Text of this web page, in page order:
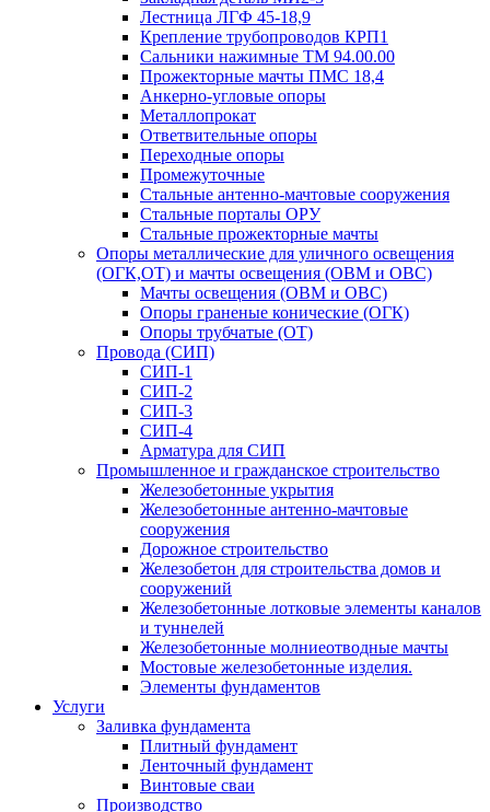
Лестница ЛГФ 45-18,9
Крепление трубопроводов КРП1
Сальники нажимные ТМ 94.00.00
Прожекторные мачты ПМС 18,4
Анкерно-угловые опоры
Металлопрокат
Ответвительные опоры
Переходные опоры
Промежуточные
Стальные антенно-мачтовые сооружения
Стальные порталы ОРУ
Стальные прожекторные мачты
Опоры металлические для уличного освещения
(ОГК,ОТ) и мачты освещения (ОВМ и ОВС)
Мачты освещения (ОВМ и ОВС)
Опоры граненые конические (ОГК)
Опоры трубчатые (ОТ)
Провода (СИП)
СИП-1
СИП-2
СИП-3
СИП-4
Арматура для СИП
Промышленное и гражданское строительство
Железобетонные укрытия
Железобетонные антенно-мачтовые
сооружения
Дорожное строительство
Железобетон для строительства домов и
сооружений
Железобетонные лотковые элементы каналов
и туннелей
Железобетонные молниеотводные мачты
Мостовые железобетонные изделия.
Элементы фундаментов
Услуги
Заливка фундамента
Плитный фундамент
Ленточный фундамент
Винтовые сваи
Производство